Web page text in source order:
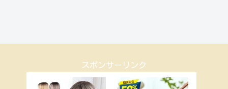
スポンサーリンク